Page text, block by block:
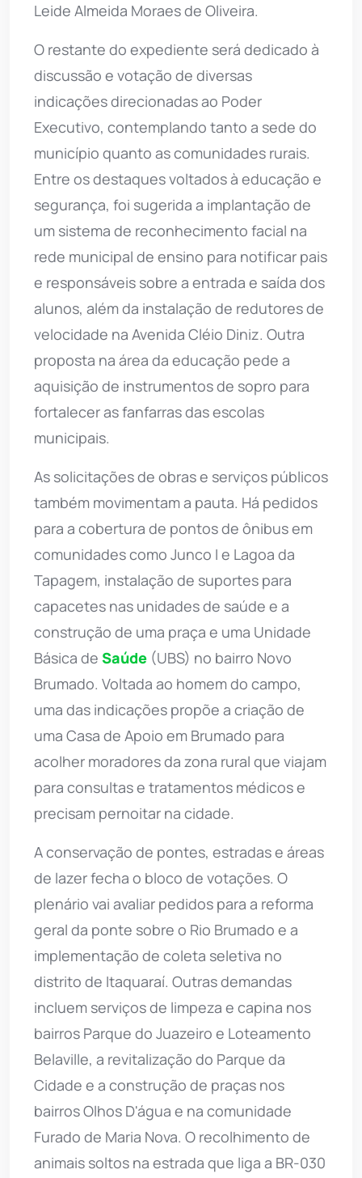
Leide Almeida Moraes de Oliveira.
O restante do expediente será dedicado à
discussão e votação de diversas
indicações direcionadas ao Poder
Executivo, contemplando tanto a sede do
município quanto as comunidades rurais.
Entre os destaques voltados à educação e
segurança, foi sugerida a implantação de
um sistema de reconhecimento facial na
rede municipal de ensino para notificar pais
e responsáveis sobre a entrada e saída dos
alunos, além da instalação de redutores de
velocidade na Avenida Cléio Diniz. Outra
proposta na área da educação pede a
aquisição de instrumentos de sopro para
fortalecer as fanfarras das escolas
municipais.
As solicitações de obras e serviços públicos
também movimentam a pauta. Há pedidos
para a cobertura de pontos de ônibus em
comunidades como Junco I e Lagoa da
Tapagem, instalação de suportes para
capacetes nas unidades de saúde e a
construção de uma praça e uma Unidade
Básica de Saúde (UBS) no bairro Novo
Brumado. Voltada ao homem do campo,
uma das indicações propõe a criação de
uma Casa de Apoio em Brumado para
acolher moradores da zona rural que viajam
para consultas e tratamentos médicos e
precisam pernoitar na cidade.
A conservação de pontes, estradas e áreas
de lazer fecha o bloco de votações. O
plenário vai avaliar pedidos para a reforma
geral da ponte sobre o Rio Brumado e a
implementação de coleta seletiva no
distrito de Itaquaraí. Outras demandas
incluem serviços de limpeza e capina nos
bairros Parque do Juazeiro e Loteamento
Belaville, a revitalização do Parque da
Cidade e a construção de praças nos
bairros Olhos D'água e na comunidade
Furado de Maria Nova. O recolhimento de
animais soltos na estrada que liga a BR-030